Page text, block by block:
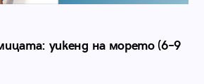
уикенд на морето (6–9